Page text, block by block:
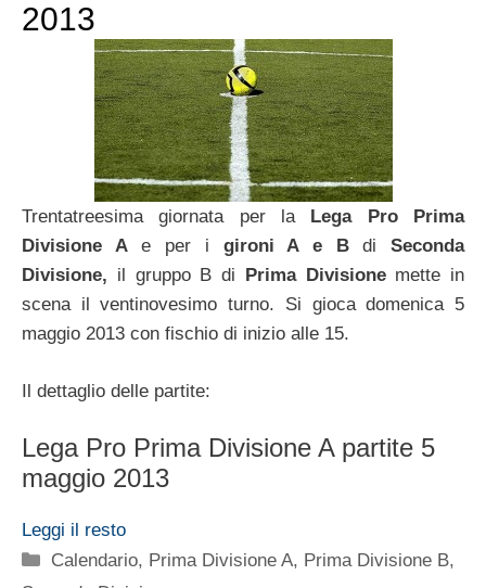
2013
Trentatreesima giornata per la
Lega Pro Prima
Divisione Ae per i gironi A e BdiSeconda
Divisione, il gruppo B di Prima Divisionemette in
scena il ventinovesimo turno. Si gioca domenica 5
maggio 2013 con fischio di inizio alle 15.
Il dettaglio delle partite:
Lega Pro Prima Divisione A partite 5
maggio 2013
Leggi il resto
Categorie
Calendario, Prima Divisione A, Prima Divisione B,